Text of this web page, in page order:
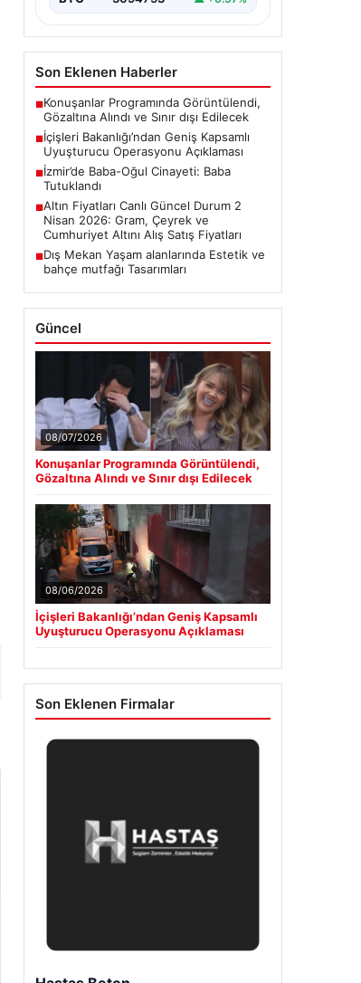
Son Eklenen Haberler
■Konuşanlar Programında Görüntülendi,
Gözaltına Alındı ve Sınır dışı Edilecek
■İçişleri Bakanlığı’ndan Geniş Kapsamlı
Uyuşturucu Operasyonu Açıklaması
■İzmir’de Baba-Oğul Cinayeti: Baba
Tutuklandı
■Altın Fiyatları Canlı Güncel Durum 2
Nisan 2026: Gram, Çeyrek ve
Cumhuriyet Altını Alış Satış Fiyatları
■Dış Mekan Yaşam alanlarında Estetik ve
bahçe mutfağı Tasarımları
Güncel
08/07/2026
Konuşanlar Programında Görüntülendi,
Gözaltına Alındı ve Sınır dışı Edilecek
08/06/2026
İçişleri Bakanlığı’ndan Geniş Kapsamlı
Uyuşturucu Operasyonu Açıklaması
Son Eklenen Firmalar